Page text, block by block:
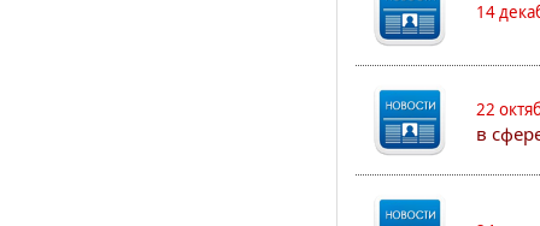
14
22
в